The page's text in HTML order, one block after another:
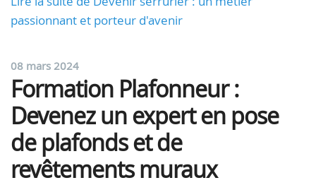
passionnant et porteur d'avenir
08 mars 2024
Formation Plafonneur :
Devenez un expert en pose
de plafonds et de
revêtements muraux